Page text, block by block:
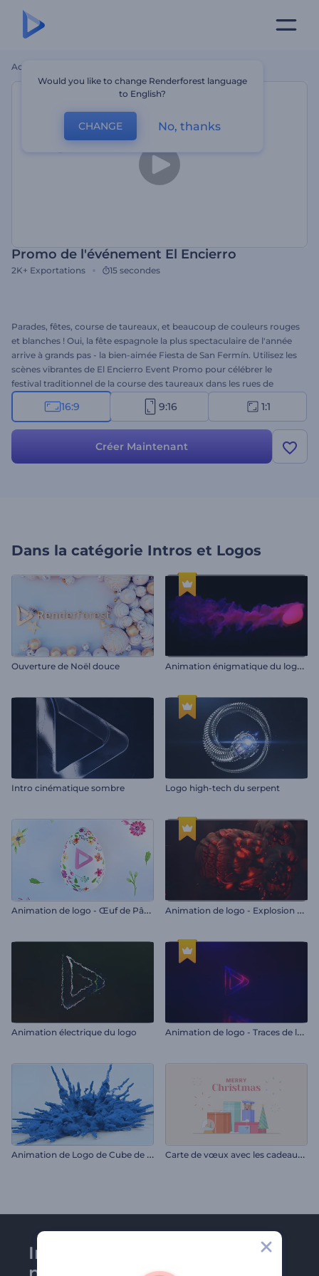
Accueil
Promo de l'événement El Encierro
2K+ Exportations 15 secondes
Parades, fêtes, course de taureaux, et beaucoup de couleurs rouges
et blanches ! Oui, la fête espagnole la plus spectaculaire de l'année
arrive à grands pas - la bien-aimée Fiesta de San Fermín. Utilisez les
scènes vibrantes de El Encierro Event Promo pour célébrer le
festival traditionnel de la course des taureaux dans les rues de
Pampelune. Insérez votre logo et ajoutez votre message de vœux
pour obtenir votre vidéo spéciale en quelques minutes. Parfait pour
célébrations, les ouvertures de présentation, et bien plus encore.
16:9 9:16 1:1
Créer Maintenant
Dans la catégorie Intros et Logos
Ouverture de Noël douce A
nimation énigmatique du logo en fumée
Intro cinématique sombre Logo high-tech du serpent
A
nimation de logo - Œuf de Pâques floral A
nimation de logo - Explosion de feu
Animation électrique du logo A
nimation de logo - Traces de lumière
A
nimation de Logo de Cube de Fumée qui s'Effondre C
arte de vœux avec les cadeaux de Noël
Inscrivez-vous à la
Would you like to change Renderforest language
to English?
CHANGE No, thanks